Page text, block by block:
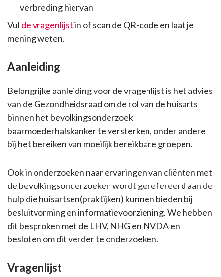
verbreding hiervan
Vul de vragenlijstin of scan de QR-code en laat je
mening weten.
Aanleiding
Belangrijke aanleiding voor de vragenlijst is het advies
van de Gezondheidsraad om de rol van de huisarts
binnen het bevolkingsonderzoek
baarmoederhalskanker te versterken, onder andere
bij het bereiken van moeilijk bereikbare groepen.
Ook in onderzoeken naar ervaringen van cliënten met
de bevolkingsonderzoeken wordt gerefereerd aan de
hulp die huisartsen(praktijken) kunnen bieden bij
besluitvorming en informatievoorziening. We hebben
dit besproken met de LHV, NHG en NVDA en
besloten om dit verder te onderzoeken.
Vragenlijst